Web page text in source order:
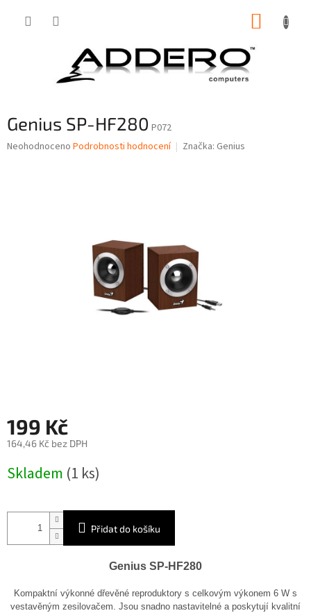
Genius SP-HF280 P072
Průměrné
Neohodnoceno Podrobnosti hodnocení Značka: Genius
199 Kč
164,46 Kč bez DPH
cena:
Skladem (1 ks)
Přidat do košíku
Genius SP-HF280
Kompaktní výkonné dřevěné reproduktory s celkovým výkonem 6 W s
vestavěným zesilovačem. Jsou snadno nastavitelné a poskytují kvalitní